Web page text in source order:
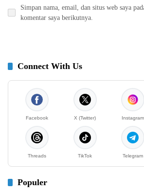
Simpan nama, email, dan situs web saya
komentar saya berikutnya.
Connect With Us
Facebook X (Twitter) Instagram
Threads TikTok Telegram
Populer